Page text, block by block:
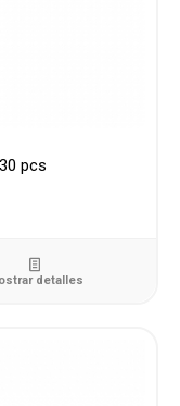
pcs
detalles